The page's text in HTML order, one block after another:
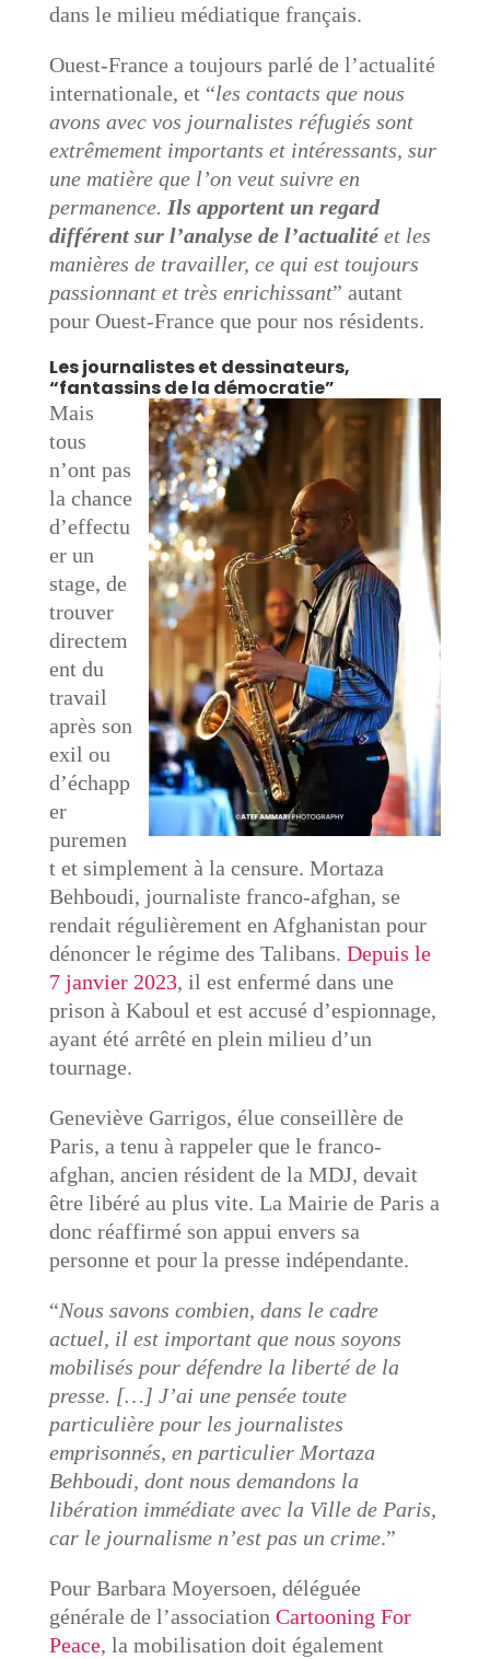
dans le milieu médiatique français.
Ouest-France a toujours parlé de l’actualité
internationale, et “les contacts que nous
avons avec vos journalistes réfugiés sont
extrêmement importants et intéressants, sur
une matière que l’on veut suivre en
permanence. Ils apportent un regard
différent sur l’analyse de l’actualitéet les
manières de travailler, ce qui est toujours
passionnant et très enrichissant” autant
pour Ouest-France que pour nos résidents.
Les journalistes et dessinateurs,
“fantassins de la démocratie”
Mais
tous
n’ont pas
la chance
d’effectu
er un
stage, de
trouver
directem
ent du
travail
après son
exil ou
d’échapp
er
puremen
t et simplement à la censure. Mortaza
Behboudi, journaliste franco-afghan, se
rendait régulièrement en Afghanistan pour
dénoncer le régime des Talibans. Depuis le
7 janvier 2023, il est enfermé dans une
prison à Kaboul et est accusé d’espionnage,
ayant été arrêté en plein milieu d’un
tournage.
Geneviève Garrigos, élue conseillère de
Paris, a tenu à rappeler que le franco-
afghan, ancien résident de la MDJ, devait
être libéré au plus vite. La Mairie de Paris a
donc réaffirmé son appui envers sa
personne et pour la presse indépendante.
“Nous savons combien, dans le cadre
actuel, il est important que nous soyons
mobilisés pour défendre la liberté de la
presse. […] J’ai une pensée toute
particulière pour les journalistes
emprisonnés, en particulier Mortaza
Behboudi, dont nous demandons la
libération immédiate avec la Ville de Paris,
car le journalisme n’est pas un crime.”
Pour Barbara Moyersoen, déléguée
générale de l’association Cartooning For
Peace, la mobilisation doit également